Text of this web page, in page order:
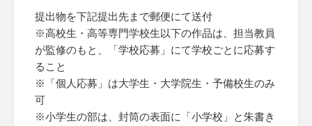
提出物を下記提出先まで郵便にて送付
※高校生・高等専門学校生以下の作品は、担当教員
が監修のもと、「学校応募」にて学校ごとに応募す
ること
※「個人応募」は大学生・大学院生・予備校生のみ
可
※小学生の部は、封筒の表面に「小学校」と朱書き